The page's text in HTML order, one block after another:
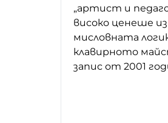
„артист и
високо ценеше
мисловната
клавирното
запис от 2001